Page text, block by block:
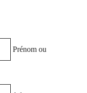
Prénom ou